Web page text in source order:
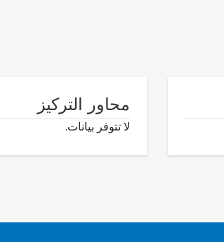
محاور التركيز
لا تتوفر بيانات.